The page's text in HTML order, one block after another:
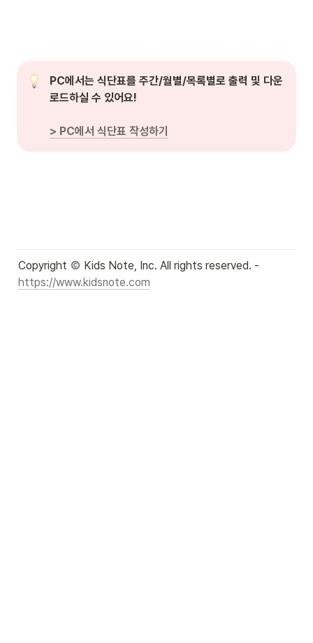
PC에서는 식단표를 주간/월별/목록별로 출력 및 다운
로드하실 수 있어요!
> PC에서 식단표 작성하기
Copyright
https://www.kidsnote.com